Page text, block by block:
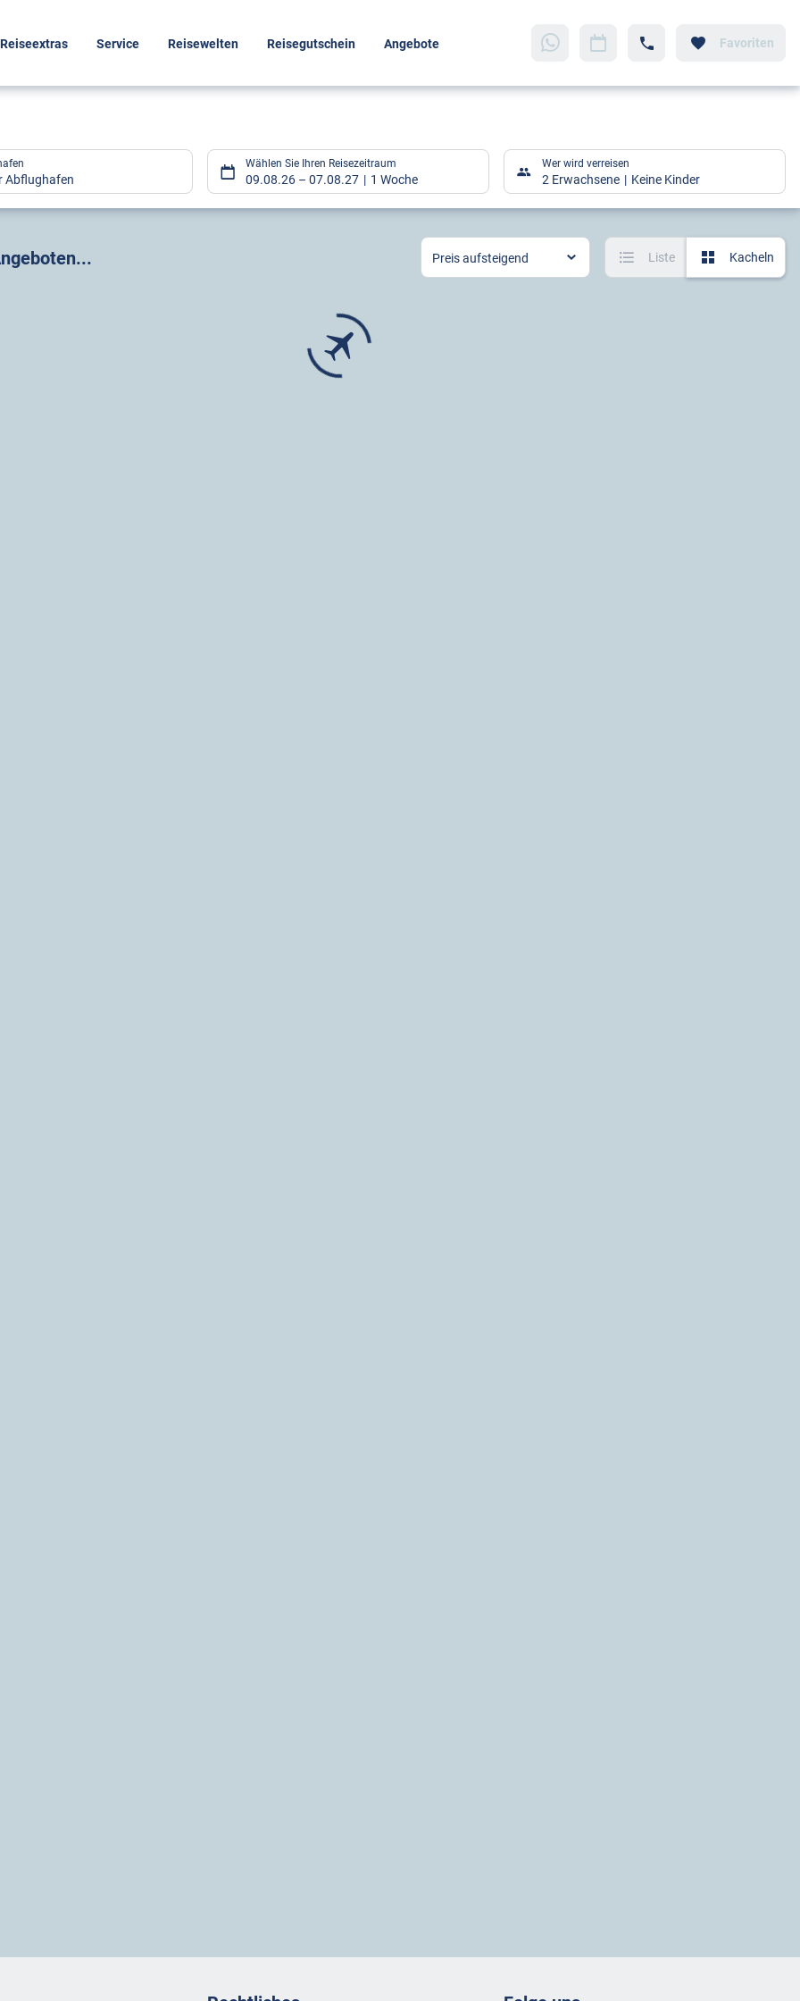
Reiseextras Service Reisewelten Reisegutschein Angebote Favoriten
Abflughafen
Wählen Sie Ihren Reisezeitraum
09.08.26 – 07.08.27 1 Woche
Wer wird verreisen
2 Erwachsene Keine Kinder
Preis aufsteigend Liste Kacheln